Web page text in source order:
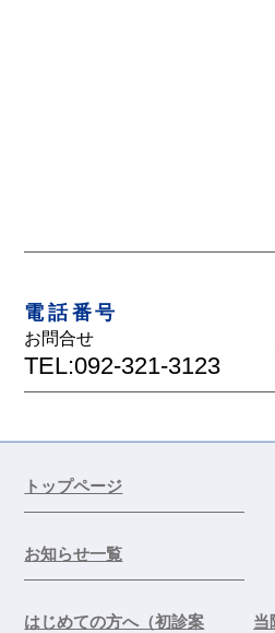
電話番号
お問合せ
TEL:092-321-3123
トップページ
お知らせ一覧
はじめての方へ（初診案
当